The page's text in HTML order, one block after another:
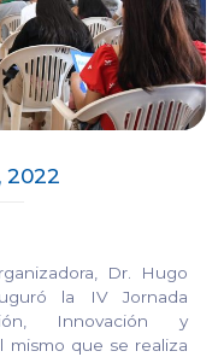
2022
Dr. Hugo
la IV Jornada
Innovación y
mismo que se realiza